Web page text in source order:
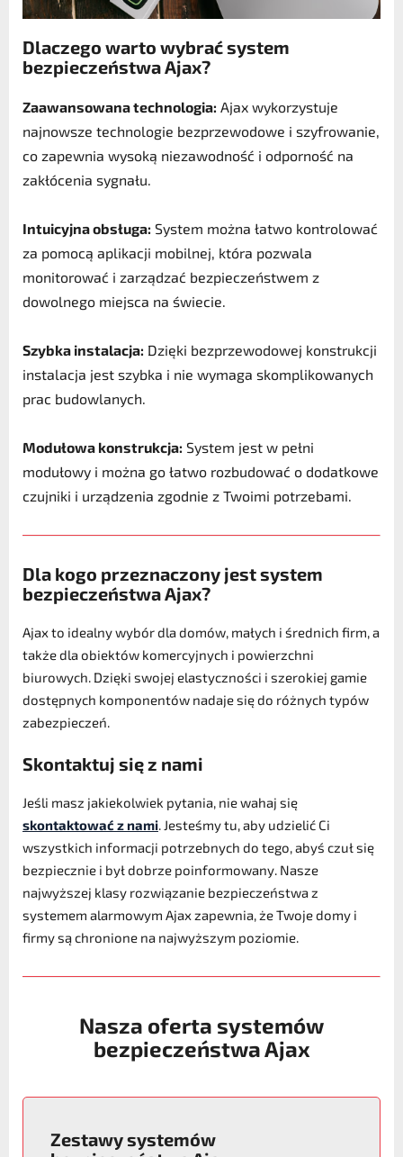
Dlaczego warto wybrać system
bezpieczeństwa Ajax?
Zaawansowana technologia: Ajax wykorzystuje
najnowsze technologie bezprzewodowe i szyfrowanie,
co zapewnia wysoką niezawodność i odporność na
zakłócenia sygnału.
Intuicyjna obsługa: System można łatwo kontrolować
za pomocą aplikacji mobilnej, która pozwala
monitorować i zarządzać bezpieczeństwem z
dowolnego miejsca na świecie.
Szybka instalacja: Dzięki bezprzewodowej konstrukcji
instalacja jest szybka i nie wymaga skomplikowanych
prac budowlanych.
Modułowa konstrukcja: System jest w pełni
modułowy i można go łatwo rozbudować o dodatkowe
czujniki i urządzenia zgodnie z Twoimi potrzebami.
Dla kogo przeznaczony jest system
bezpieczeństwa Ajax?
Ajax to idealny wybór dla domów, małych i średnich firm, a
także dla obiektów komercyjnych i powierzchni
biurowych. Dzięki swojej elastyczności i szerokiej gamie
dostępnych komponentów nadaje się do różnych typów
zabezpieczeń.
Skontaktuj się z nami
Jeśli masz jakiekolwiek pytania, nie wahaj się
skontaktować z nami. Jesteśmy tu, aby udzielić Ci
wszystkich informacji potrzebnych do tego, abyś czuł się
bezpiecznie i był dobrze poinformowany. Nasze
najwyższej klasy rozwiązanie bezpieczeństwa z
systemem alarmowym Ajax zapewnia, że Twoje domy i
firmy są chronione na najwyższym poziomie.
Nasza oferta systemów
bezpieczeństwa Ajax
Zestawy systemów